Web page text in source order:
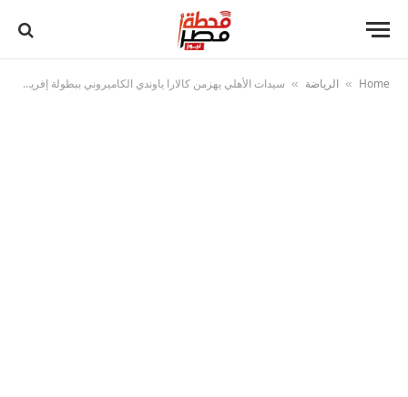
Home
» الرياضة » سيدات الأهلي يهزمن كالارا ياوندي الكاميروني ببطولة إفريقيا لليد